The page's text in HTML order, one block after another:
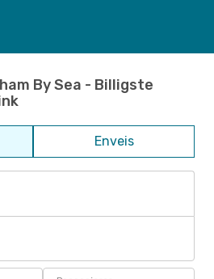
By Sea - Billigste
Enveis